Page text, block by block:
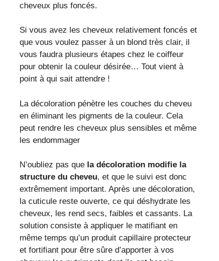
cheveux plus foncés.
Si vous avez les cheveux relativement foncés et
que vous voulez passer à un blond très clair, il
vous faudra plusieurs étapes chez le coiffeur
pour obtenir la couleur désirée… Tout vient à
point à qui sait attendre !
La décoloration pénètre les couches du cheveu
en éliminant les pigments de la couleur. Cela
peut rendre les cheveux plus sensibles et même
les endommager
N’oubliez pas que la décoloration modifie la
structure du cheveu, et que le suivi est donc
extrêmement important. Après une décoloration,
la cuticule reste ouverte, ce qui déshydrate les
cheveux, les rend secs, faibles et cassants. La
solution consiste à appliquer le matifiant en
même temps qu’un produit capillaire protecteur
et fortifiant pour être sûre d’apporter à vos